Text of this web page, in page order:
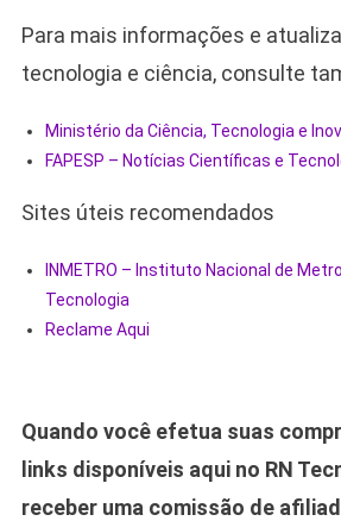
Para mais informações e
tecnologia e ciência, consulte
Ministério da Ciência, Tecnologia e
FAPESP – Notícias Científicas e
Sites úteis recomendados
INMETRO – Instituto Nacional de
Tecnologia
Reclame Aqui
Quando você efetua suas
links disponíveis aqui no RN
receber uma comissão de